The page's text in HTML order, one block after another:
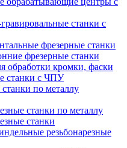
станки с
фрезерные станки
фрезерные станки
обработки кромки, фаски
станки с ЧПУ
по металлу
станки по металлу
станки
резьбонарезные